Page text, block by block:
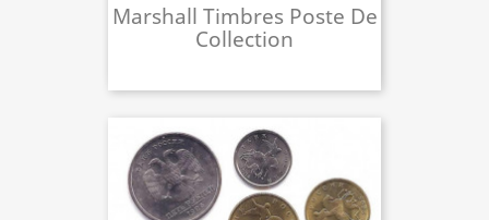
Marshall Timbres Poste De
Collection